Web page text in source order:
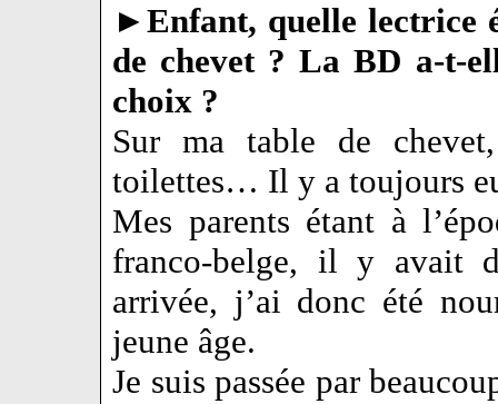
►Enfant, quelle lectrice
de chevet ? La BD a-t-
choix ?
Sur ma table de
toilettes… Il y a toujours
Mes parents étant à
franco-belge, il y avait
arrivée, j’ai donc été
jeune âge.
Je suis passée par